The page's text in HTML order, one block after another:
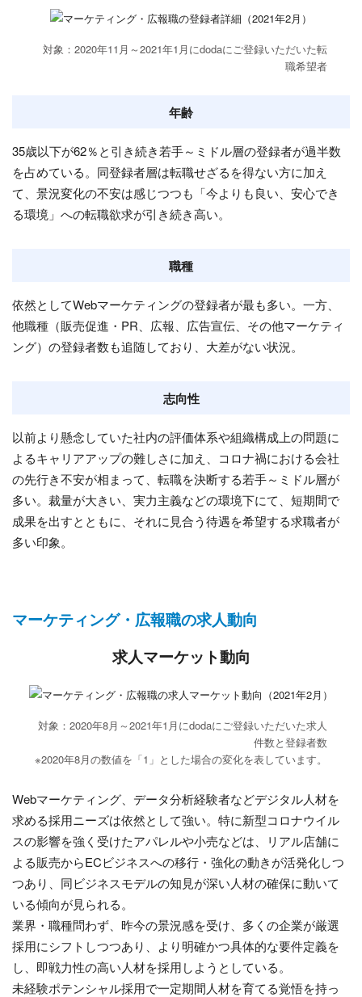
対象：2020年11月～2021年1月にdodaにご登録いただいた転
職希望者
年齢
35歳以下が62％と引き続き若手～ミドル層の登録者が過半数
を占めている。同登録者層は転職せざるを得ない方に加え
て、景況変化の不安は感じつつも「今よりも良い、安心でき
る環境」への転職欲求が引き続き高い。
職種
依然としてWebマーケティングの登録者が最も多い。一方、
他職種（販売促進・PR、広報、広告宣伝、その他マーケティ
ング）の登録者数も追随しており、大差がない状況。
志向性
以前より懸念していた社内の評価体系や組織構成上の問題に
よるキャリアアップの難しさに加え、コロナ禍における会社
の先行き不安が相まって、転職を決断する若手～ミドル層が
多い。裁量が大きい、実力主義などの環境下にて、短期間で
成果を出すとともに、それに見合う待遇を希望する求職者が
多い印象。
マーケティング・広報職の求人動向
求人マーケット動向
対象：2020年8月～2021年1月にdodaにご登録いただいた求人
件数と登録者数
※2020年8月の数値を「1」とした場合の変化を表しています。
Webマーケティング、データ分析経験者などデジタル人材を
求める採用ニーズは依然として強い。特に新型コロナウイル
スの影響を強く受けたアパレルや小売などは、リアル店舗に
よる販売からECビジネスへの移行・強化の動きが活発化しつ
つあり、同ビジネスモデルの知見が深い人材の確保に動いて
いる傾向が見られる。
業界・職種問わず、昨今の景況感を受け、多くの企業が厳選
採用にシフトしつつあり、より明確かつ具体的な要件定義を
し、即戦力性の高い人材を採用しようとしている。
未経験ポテンシャル採用で一定期間人材を育てる覚悟を持っ